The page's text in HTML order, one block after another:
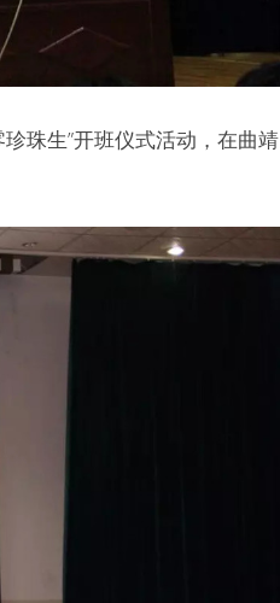
珠生”开班仪式活动，在曲靖